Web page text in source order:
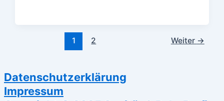
1 2 Weiter →
Datenschutzerklärung
Impressum